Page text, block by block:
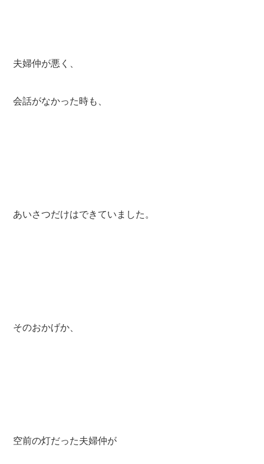
夫婦仲が悪く、
会話がなかった時も、
あいさつだけはできていました。
そのおかげか、
空前の灯だった夫婦仲が